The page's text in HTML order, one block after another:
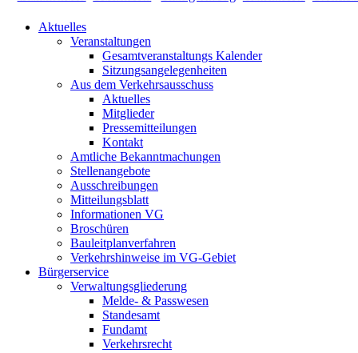
Aktuelles
Veranstaltungen
Gesamtveranstaltungs Kalender
Sitzungsangelegenheiten
Aus dem Verkehrsausschuss
Aktuelles
Mitglieder
Pressemitteilungen
Kontakt
Amtliche Bekanntmachungen
Stellenangebote
Ausschreibungen
Mitteilungsblatt
Informationen VG
Broschüren
Bauleitplanverfahren
Verkehrshinweise im VG-Gebiet
Bürgerservice
Verwaltungsgliederung
Melde- & Passwesen
Standesamt
Fundamt
Verkehrsrecht